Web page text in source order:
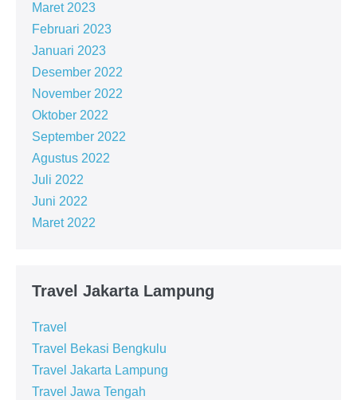
Maret 2023
Februari 2023
Januari 2023
Desember 2022
November 2022
Oktober 2022
September 2022
Agustus 2022
Juli 2022
Juni 2022
Maret 2022
Travel Jakarta Lampung
Travel
Travel Bekasi Bengkulu
Travel Jakarta Lampung
Travel Jawa Tengah